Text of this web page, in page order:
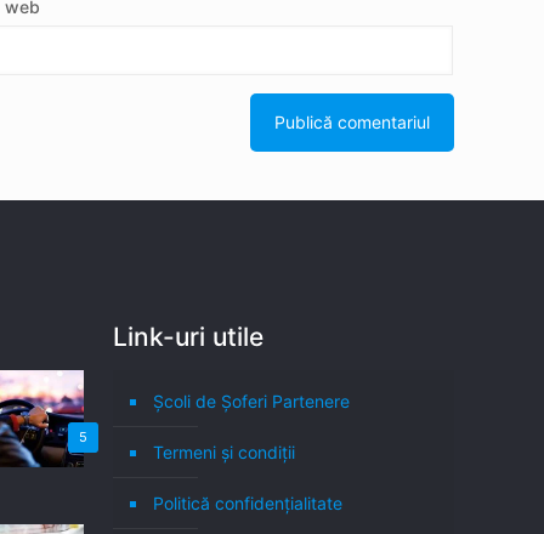
web
5
Link-uri utile
Școli de Șoferi Partenere
Termeni şi condiţii
Politică confidenţialitate